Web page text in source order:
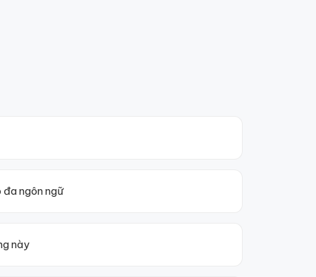
ngôn ngữ
này